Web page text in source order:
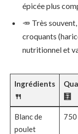
épicée plus
🥕 Très
croquants
nutritionnel et
Ingrédients
🍴
🧮
Blanc de
poulet
750